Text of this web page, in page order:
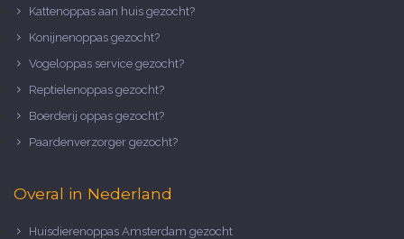
Kattenoppas aan huis gezocht?
Konijnenoppas gezocht?
Vogeloppas service gezocht?
Reptielenoppas gezocht?
Boerderij oppas gezocht?
Paardenverzorger gezocht?
Overal in Nederland
Huisdierenoppas Amsterdam gezocht